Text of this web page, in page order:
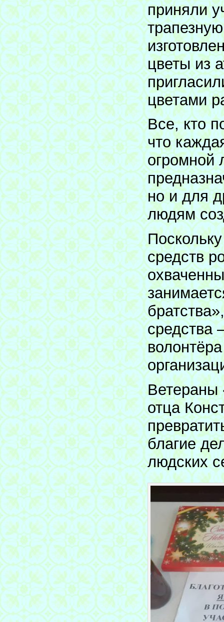
приняли
цветы из
цветами
Все, кто
что
огромной
но и для
людям
средств
средства
Ветераны
отца
благие
людских